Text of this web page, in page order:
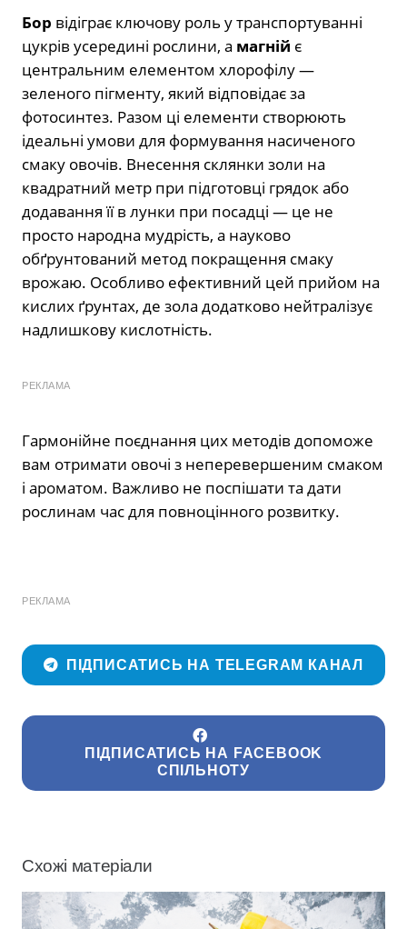
Бор відіграє ключову роль у транспортуванні
цукрів усередині рослини, а магній є
центральним елементом хлорофілу —
зеленого пігменту, який відповідає за
фотосинтез. Разом ці елементи створюють
ідеальні умови для формування насиченого
смаку овочів. Внесення склянки золи на
квадратний метр при підготовці грядок або
додавання її в лунки при посадці — це не
просто народна мудрість, а науково
обґрунтований метод покращення смаку
врожаю. Особливо ефективний цей прийом на
кислих ґрунтах, де зола додатково нейтралізує
надлишкову кислотність.
РЕКЛАМА
Гармонійне поєднання цих методів допоможе
вам отримати овочі з неперевершеним смаком
і ароматом. Важливо не поспішати та дати
рослинам час для повноцінного розвитку.
РЕКЛАМА
ПІДПИСАТИСЬ НА TELEGRAM КАНАЛ
ПІДПИСАТИСЬ НА FACEBOOK
СПІЛЬНОТУ
Схожі матеріали